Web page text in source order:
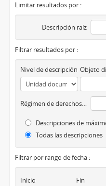
Limitar resultados por :
Descripción raíz
Filtrar resultados por :
Nivel de descripción
Régimen de derechos de autor
Descripciones de
Todas las descripciones
Filtrar por rango de fecha :
Inicio Fin